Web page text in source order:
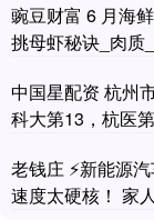
豌豆财富 6 月海
挑母虾秘诀_肉质
中国星配资 杭州
科大第13，杭医
老钱庄 ⚡新能源
速度太硬核！ 家人